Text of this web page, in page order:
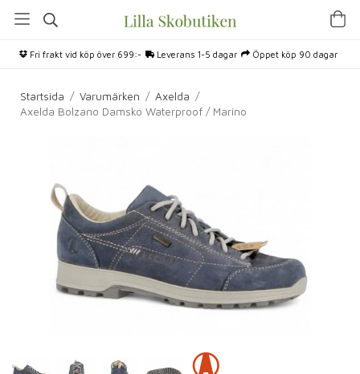
Fri frakt vid köp över 699:- Leverans 1-5 dagar Öppet köp 90 dagar
Startsida / Varumärken / Axelda /
Axelda Bolzano Damsko Waterproof / Marino